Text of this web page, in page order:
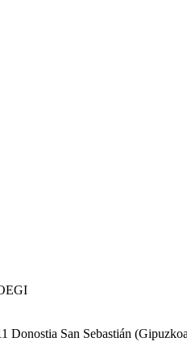
Donostia San Sebastián